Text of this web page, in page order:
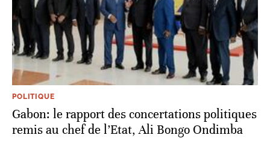
POLITIQUE
Gabon: le rapport des concertations politiques
remis au chef de l’Etat, Ali Bongo Ondimba